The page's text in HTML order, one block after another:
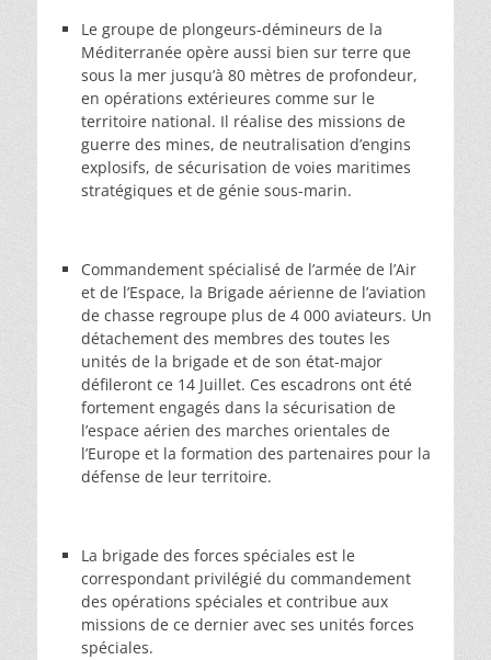
Le groupe de plongeurs-démineurs de la
Méditerranée opère aussi bien sur terre que
sous la mer jusqu’à 80 mètres de profondeur,
en opérations extérieures comme sur le
territoire national. Il réalise des missions de
guerre des mines, de neutralisation d’engins
explosifs, de sécurisation de voies maritimes
stratégiques et de génie sous-marin.
Commandement spécialisé de l’armée de l’Air
et de l’Espace, la Brigade aérienne de l’aviation
de chasse regroupe plus de 4 000 aviateurs. Un
détachement des membres des toutes les
unités de la brigade et de son état-major
défileront ce 14 Juillet. Ces escadrons ont été
fortement engagés dans la sécurisation de
l’espace aérien des marches orientales de
l’Europe et la formation des partenaires pour la
défense de leur territoire.
La brigade des forces spéciales est le
correspondant privilégié du commandement
des opérations spéciales et contribue aux
missions de ce dernier avec ses unités forces
spéciales.